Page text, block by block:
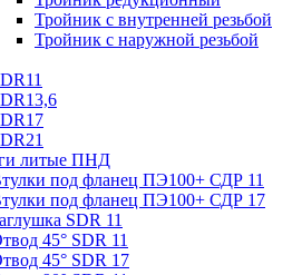
Тройник с внутренней резьбой
Тройник с наружной резьбой
литые ПНД
под фланец ПЭ100+ СДР 11
под фланец ПЭ100+ СДР 17
SDR 11
45° SDR 11
45° SDR 17